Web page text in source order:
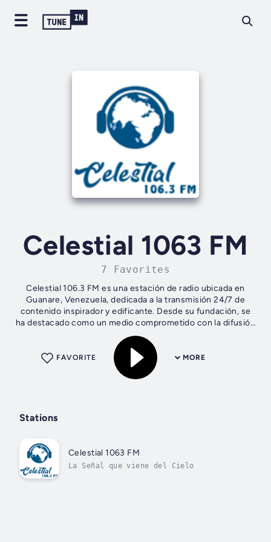
Celestial 1063 FM
7 Favorites
Celestial 106.3 FM es una estación de radio ubicada en
Guanare, Venezuela, dedicada a la transmisión 24/7 de
contenido inspirador y edificante. Desde su fundación, se
ha destacado como un medio comprometido con la difusión
de mensajes positivos,...
MORE
FAVORITE
Stations
Celestial 1063 FM
La Señal que viene del Cielo